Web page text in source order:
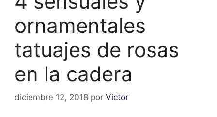
ornamentales
tatuajes de rosas
en la cadera
diciembre 12, 2018 por Victor